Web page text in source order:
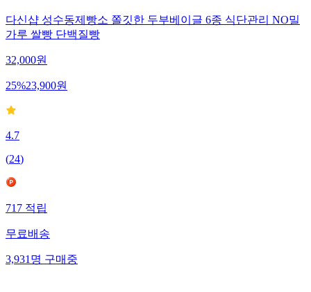
다신샵 성수동제빵소 쫄깃한 두부베이글 6종 식단관리 NO밀
가루 쌀빵 단백질빵
32,000원
25%23,900원
4.7
(24)
717적립
무료배송
3,931명구매중